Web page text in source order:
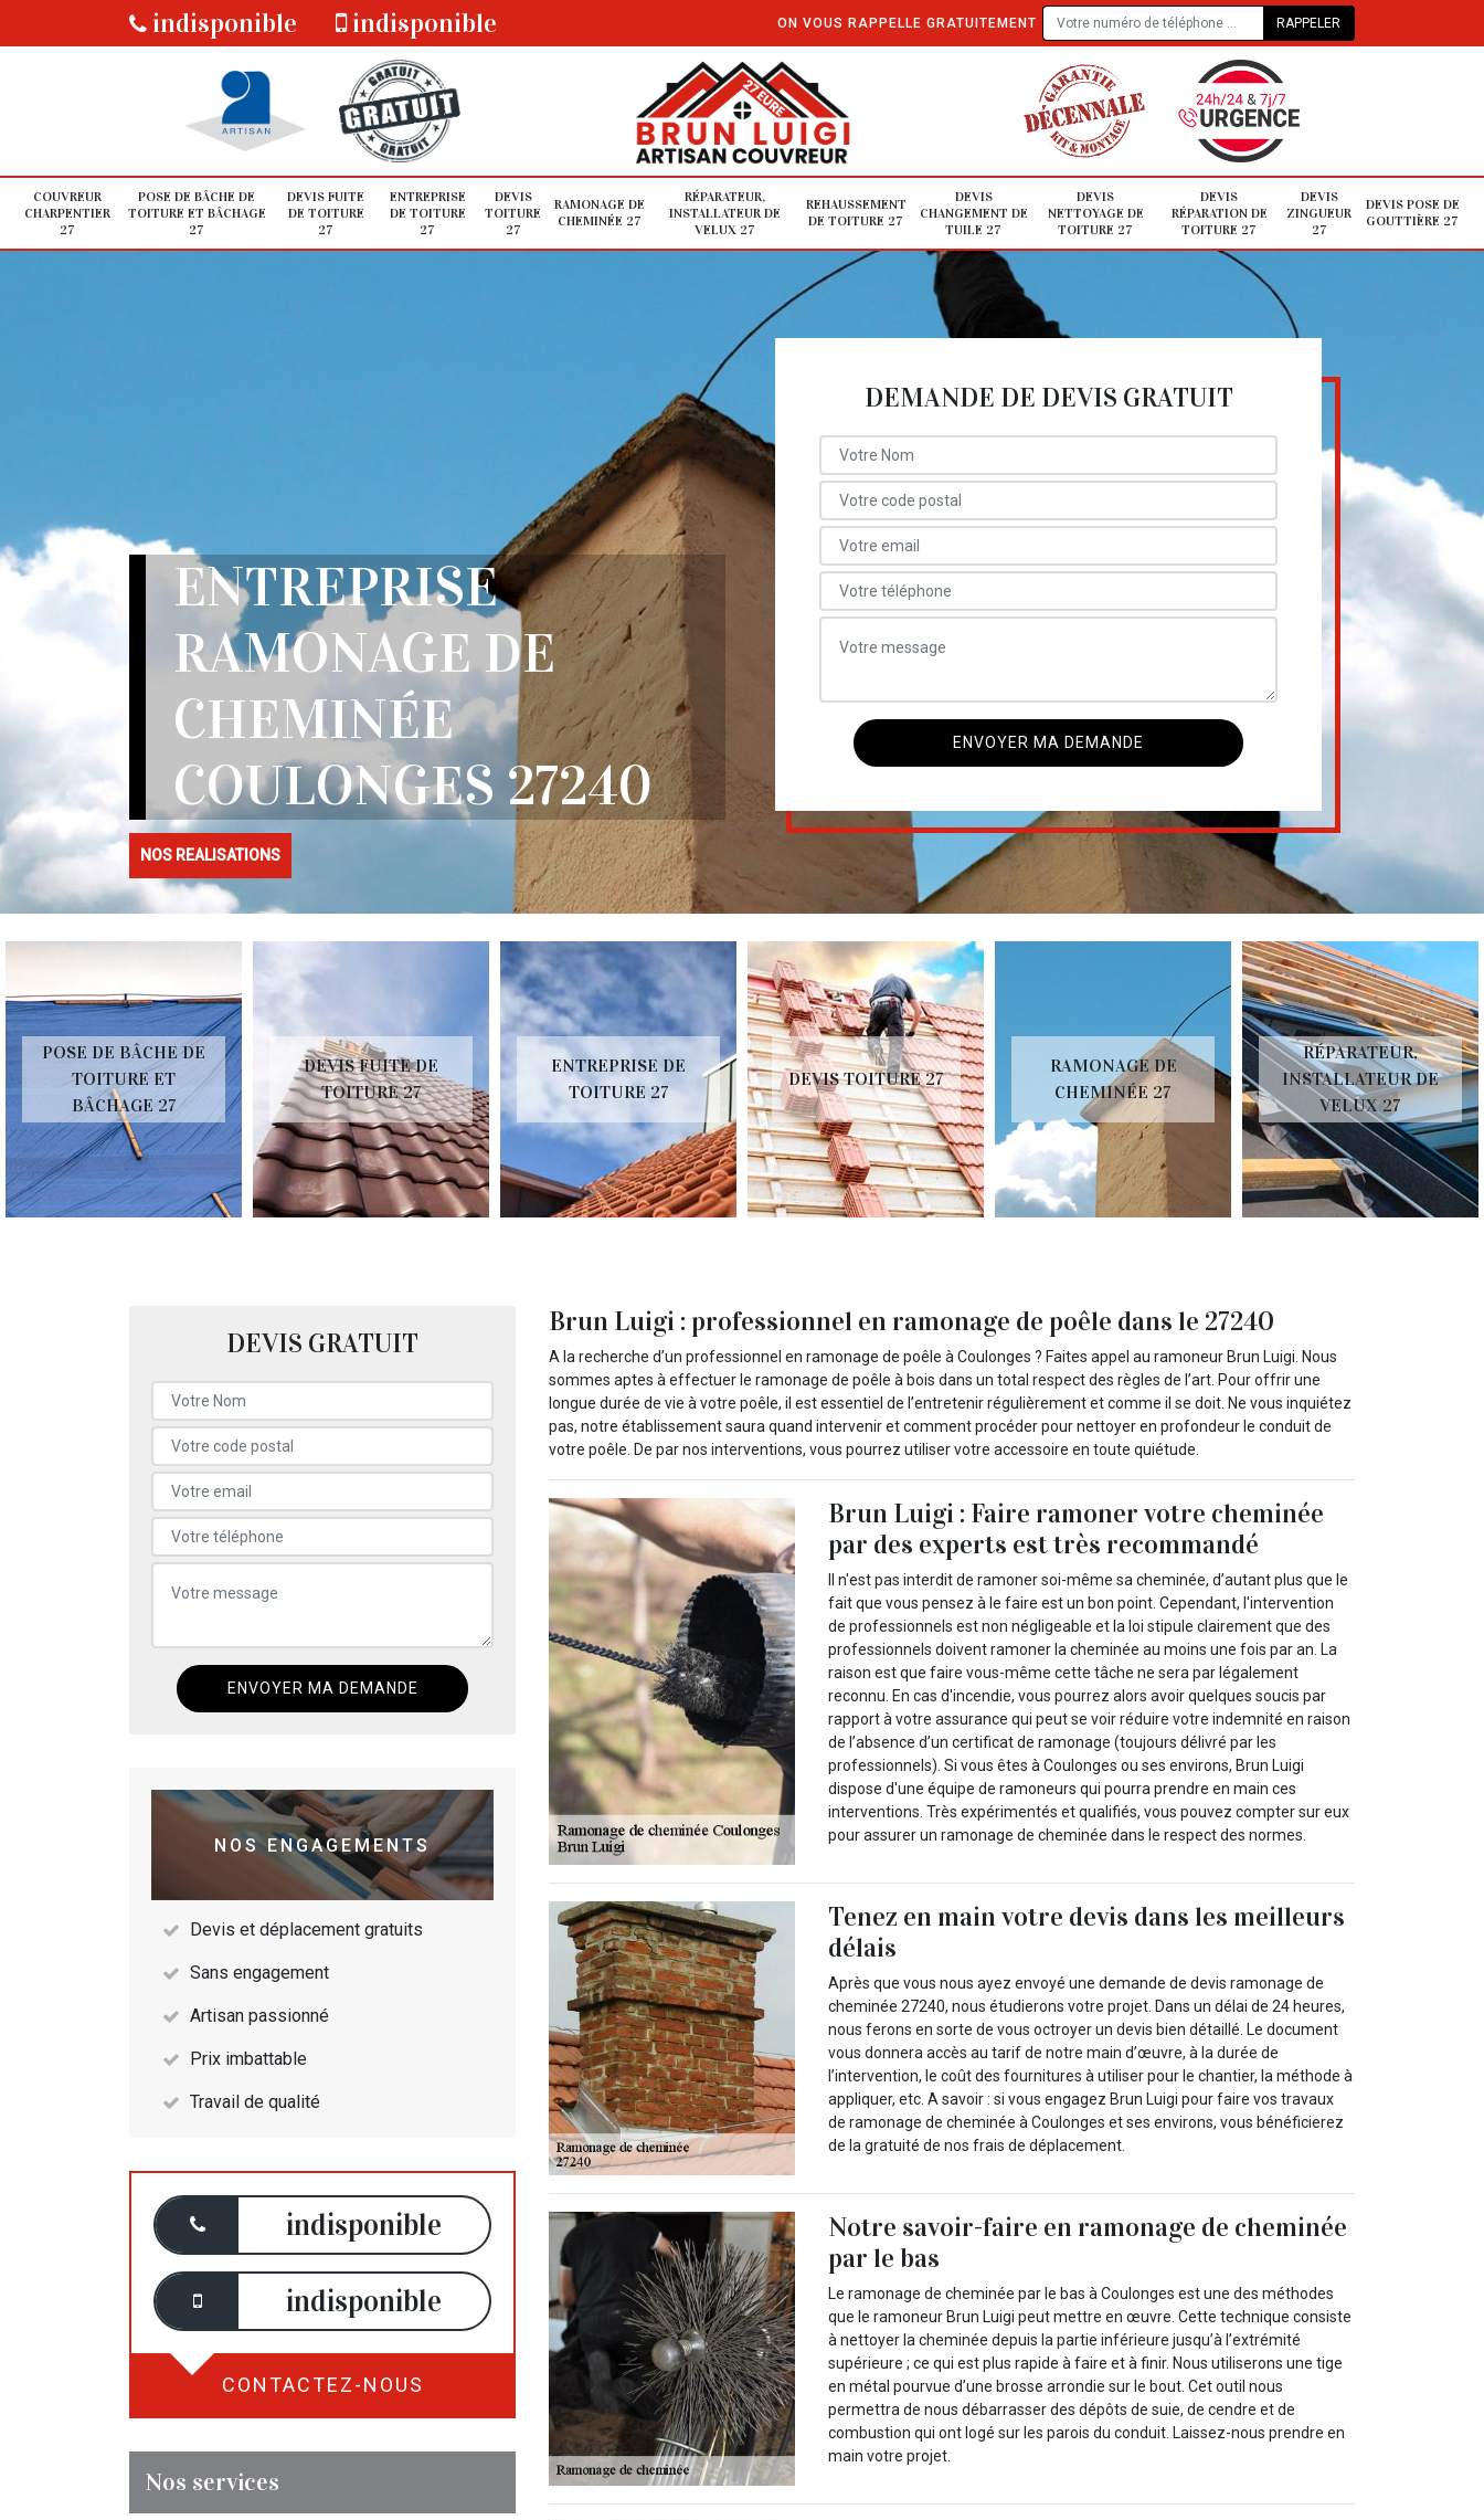
indisponible indisponible ON VOUS RAPPELLE GRATUITEMENT
COUVREUR
CHARPENTIER
27
POSE DE BÂCHE DE
TOITURE ET BÂCHAGE
27
DEVIS FUITE
DE TOITURE
27
ENTREPRISE
DE TOITURE
27
DEVIS
TOITURE
27
RAMONAGE DE
CHEMINÉE 27
RÉPARATEUR,
INSTALLATEUR DE
VELUX 27
REHAUSSEMENT
DE TOITURE 27
DEVIS
CHANGEMENT DE
TUILE 27
DEVIS
NETTOYAGE DE
TOITURE 27
DEVIS
RÉPARATION DE
TOITURE 27
DEVIS
ZINGUEUR
27
DEVIS POSE DE
GOUTTIÈRE 27
ENTREPRISE
RAMONAGE DE
CHEMINÉE
COULONGES 27240
NOS REALISATIONS
DEMANDE DE DEVIS GRATUIT
POSE DE BÂCHE DE
TOITURE ET
BÂCHAGE 27
DEVIS FUITE DE
TOITURE 27
ENTREPRISE DE
TOITURE 27
DEVIS TOITURE 27
RAMONAGE DE
CHEMINÉE 27
RÉPARATEUR,
INSTALLATEUR DE
VELUX 27
DEVIS GRATUIT
NOS ENGAGEMENTS
Devis et déplacement gratuits
Sans engagement
Artisan passionné
Prix imbattable
Travail de qualité
indisponible
indisponible
CONTACTEZ-NOUS
Nos services
Brun Luigi : professionnel en ramonage de poêle dans le 27240
A la recherche d’un professionnel en ramonage de poêle à Coulonges ? Faites appel au ramoneur Brun Luigi. Nous
sommes aptes à effectuer le ramonage de poêle à bois dans un total respect des règles de l’art. Pour offrir une
longue durée de vie à votre poêle, il est essentiel de l’entretenir régulièrement et comme il se doit. Ne vous inquiétez
pas, notre établissement saura quand intervenir et comment procéder pour nettoyer en profondeur le conduit de
votre poêle. De par nos interventions, vous pourrez utiliser votre accessoire en toute quiétude.
Brun Luigi : Faire ramoner votre cheminée
par des experts est très recommandé
Il n'est pas interdit de ramoner soi-même sa cheminée, d’autant plus que le
fait que vous pensez à le faire est un bon point. Cependant, l'intervention
de professionnels est non négligeable et la loi stipule clairement que des
professionnels doivent ramoner la cheminée au moins une fois par an. La
raison est que faire vous-même cette tâche ne sera par légalement
reconnu. En cas d'incendie, vous pourrez alors avoir quelques soucis par
rapport à votre assurance qui peut se voir réduire votre indemnité en raison
de l’absence d’un certificat de ramonage (toujours délivré par les
professionnels). Si vous êtes à Coulonges ou ses environs, Brun Luigi
dispose d'une équipe de ramoneurs qui pourra prendre en main ces
interventions. Très expérimentés et qualifiés, vous pouvez compter sur eux
pour assurer un ramonage de cheminée dans le respect des normes.
Tenez en main votre devis dans les meilleurs
délais
Après que vous nous ayez envoyé une demande de devis ramonage de
cheminée 27240, nous étudierons votre projet. Dans un délai de 24 heures,
nous ferons en sorte de vous octroyer un devis bien détaillé. Le document
vous donnera accès au tarif de notre main d’œuvre, à la durée de
l’intervention, le coût des fournitures à utiliser pour le chantier, la méthode à
appliquer, etc. A savoir : si vous engagez Brun Luigi pour faire vos travaux
de ramonage de cheminée à Coulonges et ses environs, vous bénéficierez
de la gratuité de nos frais de déplacement.
Notre savoir-faire en ramonage de cheminée
par le bas
Le ramonage de cheminée par le bas à Coulonges est une des méthodes
que le ramoneur Brun Luigi peut mettre en œuvre. Cette technique consiste
à nettoyer la cheminée depuis la partie inférieure jusqu’à l’extrémité
supérieure ; ce qui est plus rapide à faire et à finir. Nous utiliserons une tige
en métal pourvue d’une brosse arrondie sur le bout. Cet outil nous
permettra de nous débarrasser des dépôts de suie, de cendre et de
combustion qui ont logé sur les parois du conduit. Laissez-nous prendre en
main votre projet.